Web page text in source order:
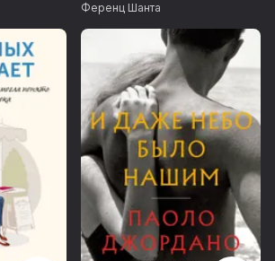
Ференц Шанта